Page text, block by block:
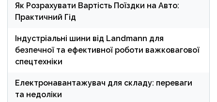
Як Розрахувати Вартість Поїздки на Авто:
Практичний Гід
Індустріальні шини від Landmann для
безпечної та ефективної роботи важковагової
спецтехніки
Електронавантажувач для складу: переваги
та недоліки